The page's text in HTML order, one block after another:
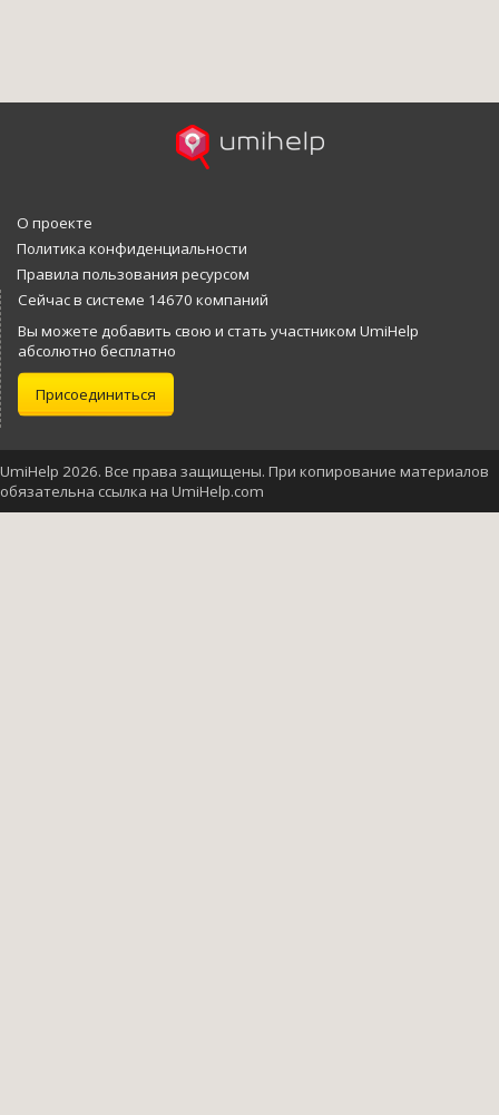
О проекте
Политика конфиденциальности
Правила пользования ресурсом
Сейчас в системе 14670 компаний
Вы можете добавить свою и стать участником UmiHelp
абсолютно бесплатно
Присоединиться
UmiHelp 2026. Все права защищены. При копирование материалов
обязательна ссылка на UmiHelp.com